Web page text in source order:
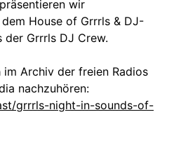
wir
House of Grrrls & DJ-
der Grrrls DJ Crew.
im Archiv der freien Radios
nachzuhören:
grrrls-night-in-sounds-of-